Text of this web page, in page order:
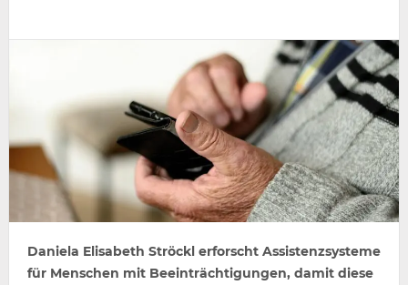
Daniela Elisabeth Ströckl erforscht Assistenzsysteme
für Menschen mit Beeinträchtigungen, damit diese